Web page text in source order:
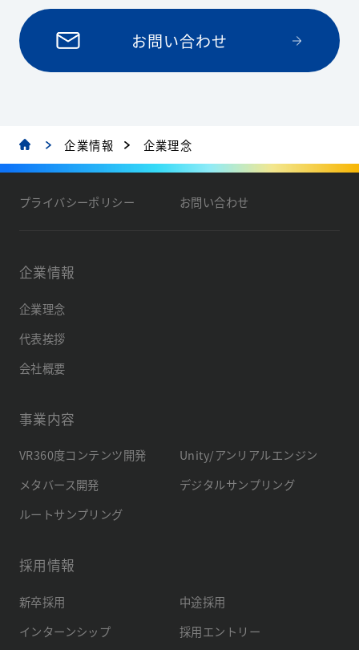
お問い合わせ
企業情報 企業理念
プライバシーポリシー お問い合わせ
企業情報
企業理念
代表挨拶
会社概要
事業内容
VR360度コンテンツ開発
Unity/アンリアルエンジン
メタバース開発
デジタルサンプリング
ルートサンプリング
採用情報
新卒採用
中途採用
インターンシップ
採用エントリー